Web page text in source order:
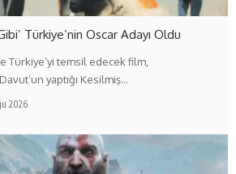
Türkiye’nin Oscar Adayı Oldu
Türkiye’yi temsil edecek film,
yaptığı Kesilmiş…
2026